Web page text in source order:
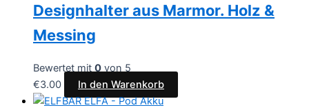
Designhalter aus Marmor. Holz &
Messing
Bewertet mit 0 von 5
€3.00 In den Warenkorb